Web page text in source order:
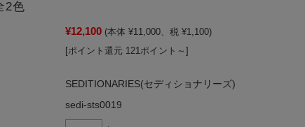
2色
¥12,100 (本体 ¥11,000、税 ¥1,100)
[ポイント還元 121ポイント～]
SEDITIONARIES(セディショナリーズ)
sedi-sts0019